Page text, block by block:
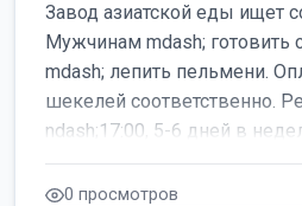
Завод азиатской еды ищет
Мужчинам mdash;
mdash; лепить пельмени.
шекелей соответственно.
ndash;17:00, 5-6 дней в
дор...
0 просмотров